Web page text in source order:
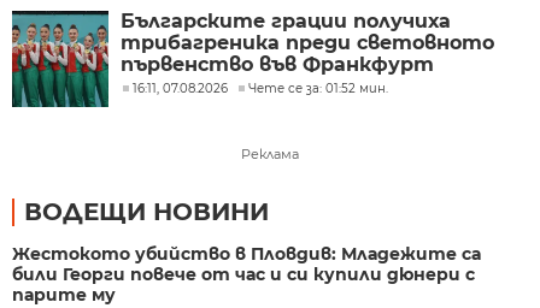
Българските грации получиха
трибагреника преди световното
първенство във Франкфурт
16:11, 07.08.2026 Чете се за: 01:52 мин.
Реклама
ВОДЕЩИ НОВИНИ
Жестокото убийство в Пловдив: Младежите са
били Георги повече от час и си купили дюнери с
парите му